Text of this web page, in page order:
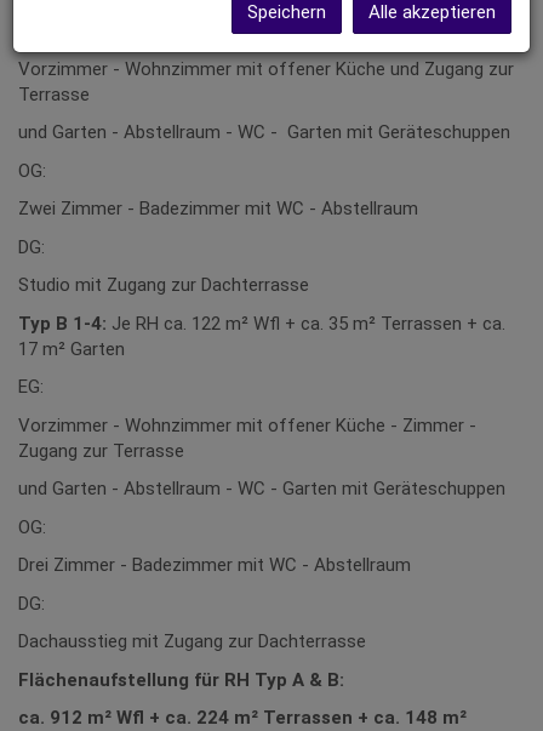
Vorzimmer - Wohnzimmer mit offener Küche und Zugang zur
Terrasse
und Garten - Abstellraum - WC - Garten mit Geräteschuppen
OG:
Zwei Zimmer - Badezimmer mit WC - Abstellraum
DG:
Studio mit Zugang zur Dachterrasse
Typ B 1-4: Je RH ca. 122 m² Wfl + ca. 35 m² Terrassen + ca.
17 m² Garten
EG:
Vorzimmer - Wohnzimmer mit offener Küche - Zimmer -
Zugang zur Terrasse
und Garten - Abstellraum - WC - Garten mit Geräteschuppen
OG:
Drei Zimmer - Badezimmer mit WC - Abstellraum
DG:
Dachausstieg mit Zugang zur Dachterrasse
Flächenaufstellung für RH Typ A & B:
ca. 912 m² Wfl + ca. 224 m² Terrassen + ca. 148 m²
Speichern Alle akzeptieren